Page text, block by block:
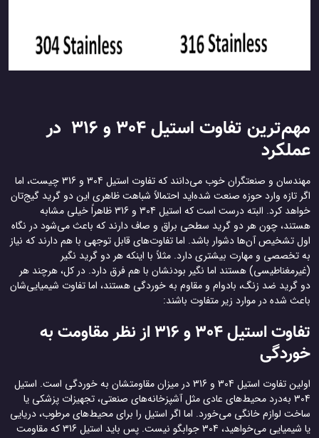
مهم‌ترین تفاوت استیل 304 و 316 در
عملکرد
مهندسان و صنعتگران خوب می‌دانند که تفاوت استیل 304 و 316 چیست، اما
اگر تازه وارد حوزه صنعت شده‌اید احتمالاً شباهت ظاهری این دو گرید گیج‌تان
خواهد کرد. البته درست است که استیل 304 و 316 ظاهراً خیلی مشابه
هستند، چون هر دو گرید سطحی براق و صاف دارند که باعث می‌شود در نگاه
اول تشخیص آن‌ها دشوار باشد. اما تفاوت‌های قابل توجهی با هم دارند که نیاز
به تخصصی و مهارت بیشتری دارد. مثلاً با اینکه هر دو گرید نگیر
(غیرمغناطیسی) هستند اما نگیر بودنشان با هم فرق دارد. در کل، هرچند هر
دو گرید ضد زنگ، بادوام و مقاوم به خوردگی هستند، اما تفاوت شیمیایی‌شان
باعث شده در موارد زیر متفاوت باشند:
تفاوت استیل 304 و 316 از نظر مقاومت به
خوردگی
اولین تفاوت استیل 304 و 316 در میزان مقاومتشان به خوردگی است. استیل
304 به‌درد محیط‌های عادی مثل آشپزخانه‌های صنعتی، تجهیزات پزشکی یا
ساخت لوازم خانگی می‌خورد. اما اگر استیل را برای محیط‌های مرطوب، دریایی
یا شیمیایی می‌خواهید، 304 جوابگو نیست. پس باید استیل 316 که مقاومت